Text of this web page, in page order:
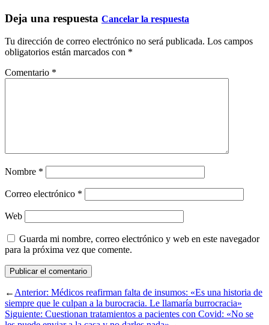
Deja una respuesta Cancelar la respuesta
Tu dirección de correo electrónico no será publicada. Los campos
obligatorios están marcados con *
Comentario *
Nombre *
Correo electrónico *
Web
Guarda mi nombre, correo electrónico y web en este navegador
para la próxima vez que comente.
←Anterior: Médicos reafirman falta de insumos: «Es una historia de
siempre que le culpan a la burocracia. Le llamaría burrocracia»
Siguiente: Cuestionan tratamientos a pacientes con Covid: «No se